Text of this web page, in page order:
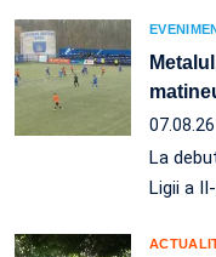
La
Ligii a